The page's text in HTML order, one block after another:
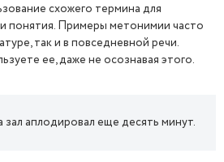
схожего термина для
понятия. Примеры метонимии часто
так и в повседневной речи.
ее, даже не осознавая этого.
аплодировал еще десять минут.